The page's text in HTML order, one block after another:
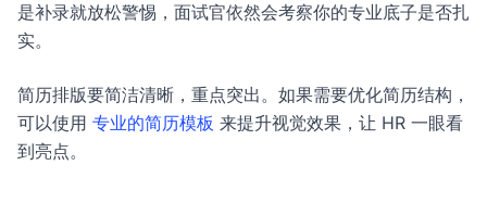
是补录就放松警惕，面试官依然会考察你的专业底子是否扎
实。
简历排版要简洁清晰，重点突出。如果需要优化简历结构，
可以使用 专业的简历模板 来提升视觉效果，让 HR 一眼看
到亮点。